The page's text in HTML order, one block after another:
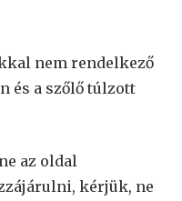
nem rendelkező
és a szőlő túlzott
az oldal
kérjük, ne